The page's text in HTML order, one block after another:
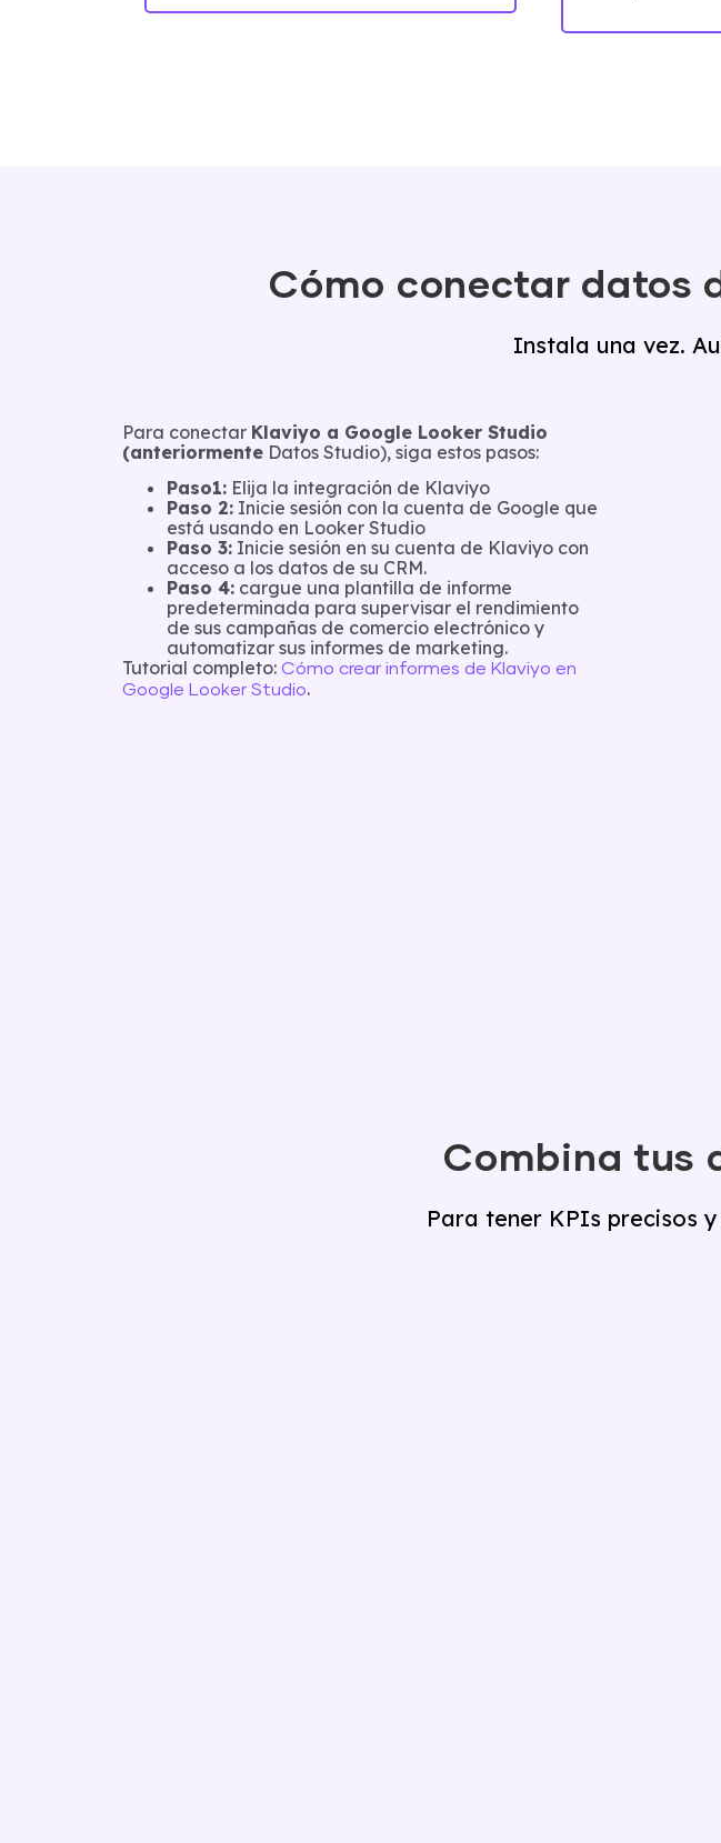
Cómo conectar datos
Instala una vez.
Para conectar Klaviyo a Google Looker Studio
(anteriormente Datos Studio), siga estos pasos:
Paso1: Elija la integración de Klaviyo
Paso 2: Inicie sesión con la cuenta de Google que
está usando en Looker Studio
Paso 3: Inicie sesión en su cuenta de Klaviyo con
acceso a los datos de su CRM.
Paso 4: cargue una plantilla de informe
predeterminada para supervisar el rendimiento
de sus campañas de comercio electrónico y
automatizar sus informes de marketing.
Tutorial completo: Cómo crear informes de Klaviyo en
Google Looker Studio.
Combina tus
Para tener KPIs precisos